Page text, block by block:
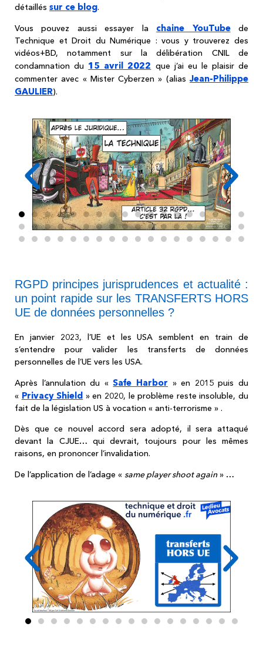
détaillés sur ce blog.
Vous pouvez aussi essayer la chaine YouTubede
Technique et Droit du Numérique : vous y trouverez des
vidéos+BD, notamment sur la délibération CNIL de
condamnation du 15 avril 2022 que j’ai eu le plaisir de
commenter avec « Mister Cyberzen » (aliasJean-Philippe
GAULIER).
RGPD principes jurisprudences et actualité :
un point rapide sur les TRANSFERTS HORS
UE de données personnelles ?
En janvier 2023, l’UE et les USA semblent en train de
s’entendre pour valider les transferts de données
personnelles de l’UE vers les USA.
Après l’annulation du «Safe Harbor » en 2015 puis du
« Privacy Shield » en 2020, le problème reste insoluble, du
fait de la législation US à vocation « anti-terrorisme » .
Dès que ce nouvel accord sera adopté, il sera attaqué
devant la CJUE… qui devrait, toujours pour les mêmes
raisons, en prononcer l’invalidation.
De l’application de l’adage « same player shoot again» …